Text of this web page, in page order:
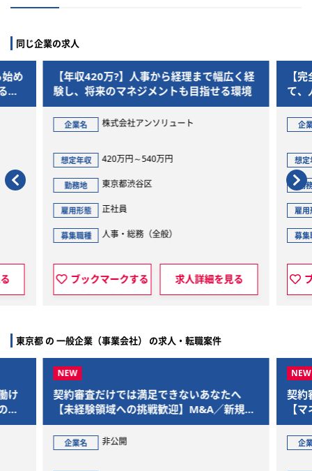
同じ企業の求人
事から経理まで幅広く経
メントも目指せる環境
区
求人詳細を見る
【完全未経験OK】簡単なサポー
て、人事・経理・総務を横断的
務スタッフ
企業名
想定年収
募集職種
ブックマークする 求人詳
東京都 の 一般企業（事業会社） の求人・転職案件
満足できないあなたへ
挑戦歓迎】M&A／新規事
領域まで踏み込める“事業
契約審査だけでは満足できない
【マネジメント・エキスパート
なキャリア選択可能】M&A／
人情報／AI領域まで踏み込め